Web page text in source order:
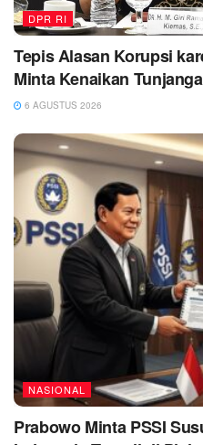
DPR RI
Tepis Alasan Korupsi
Minta Kenaikan
6 AGUSTUS 2026
NASIONAL
Prabowo Minta PSSI